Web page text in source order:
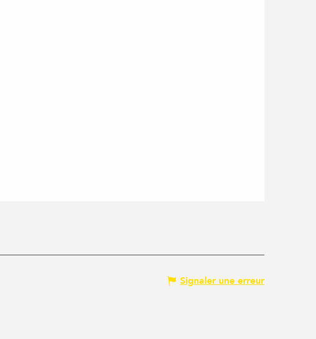
Signaler une erreur